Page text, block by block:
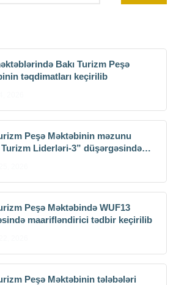
Bakı Turizm Peşə
təqdimatları keçirilib
Peşə Məktəbinin məzunu
Turizm Liderləri-3” düşərgəsində
Peşə Məktəbində WUF13
maarifləndirici tədbir keçirilib
Peşə Məktəbinin tələbələri